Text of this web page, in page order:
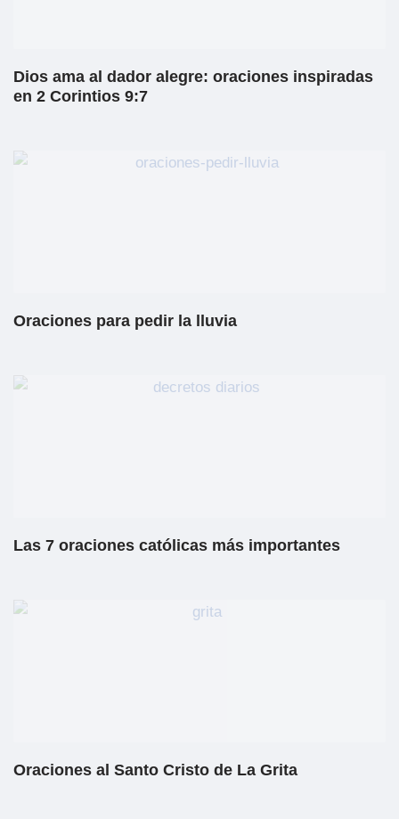
Dios ama al dador alegre: oraciones inspiradas
en 2 Corintios 9:7
Oraciones para pedir la lluvia
Las 7 oraciones católicas más importantes
Oraciones al Santo Cristo de La Grita